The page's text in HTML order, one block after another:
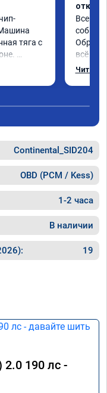
тяга с
Всем
всё в
Читать
Continental_SID204
OBD (PCM / Kess)
1-2 часа
В наличии
19
2.0 190 лс -